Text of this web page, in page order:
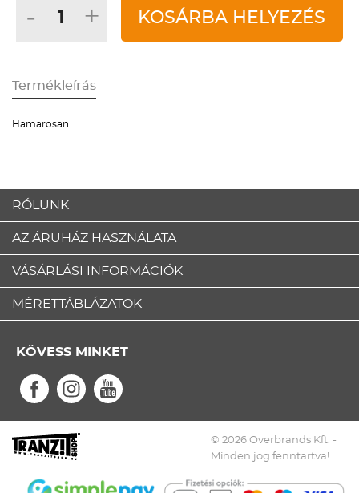
- + KOSÁRBA HELYEZÉS
Termékleírás
Hamarosan ...
RÓLUNK
AZ ÁRUHÁZ HASZNÁLATA
VÁSÁRLÁSI INFORMÁCIÓK
MÉRETTÁBLÁZATOK
KÖVESS MINKET
© 2026 Overbrands Kft. -
Minden jog fenntartva!